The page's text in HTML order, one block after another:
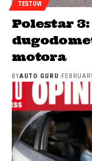
TESTOVI
Polestar
motora
BYAUTO GURU